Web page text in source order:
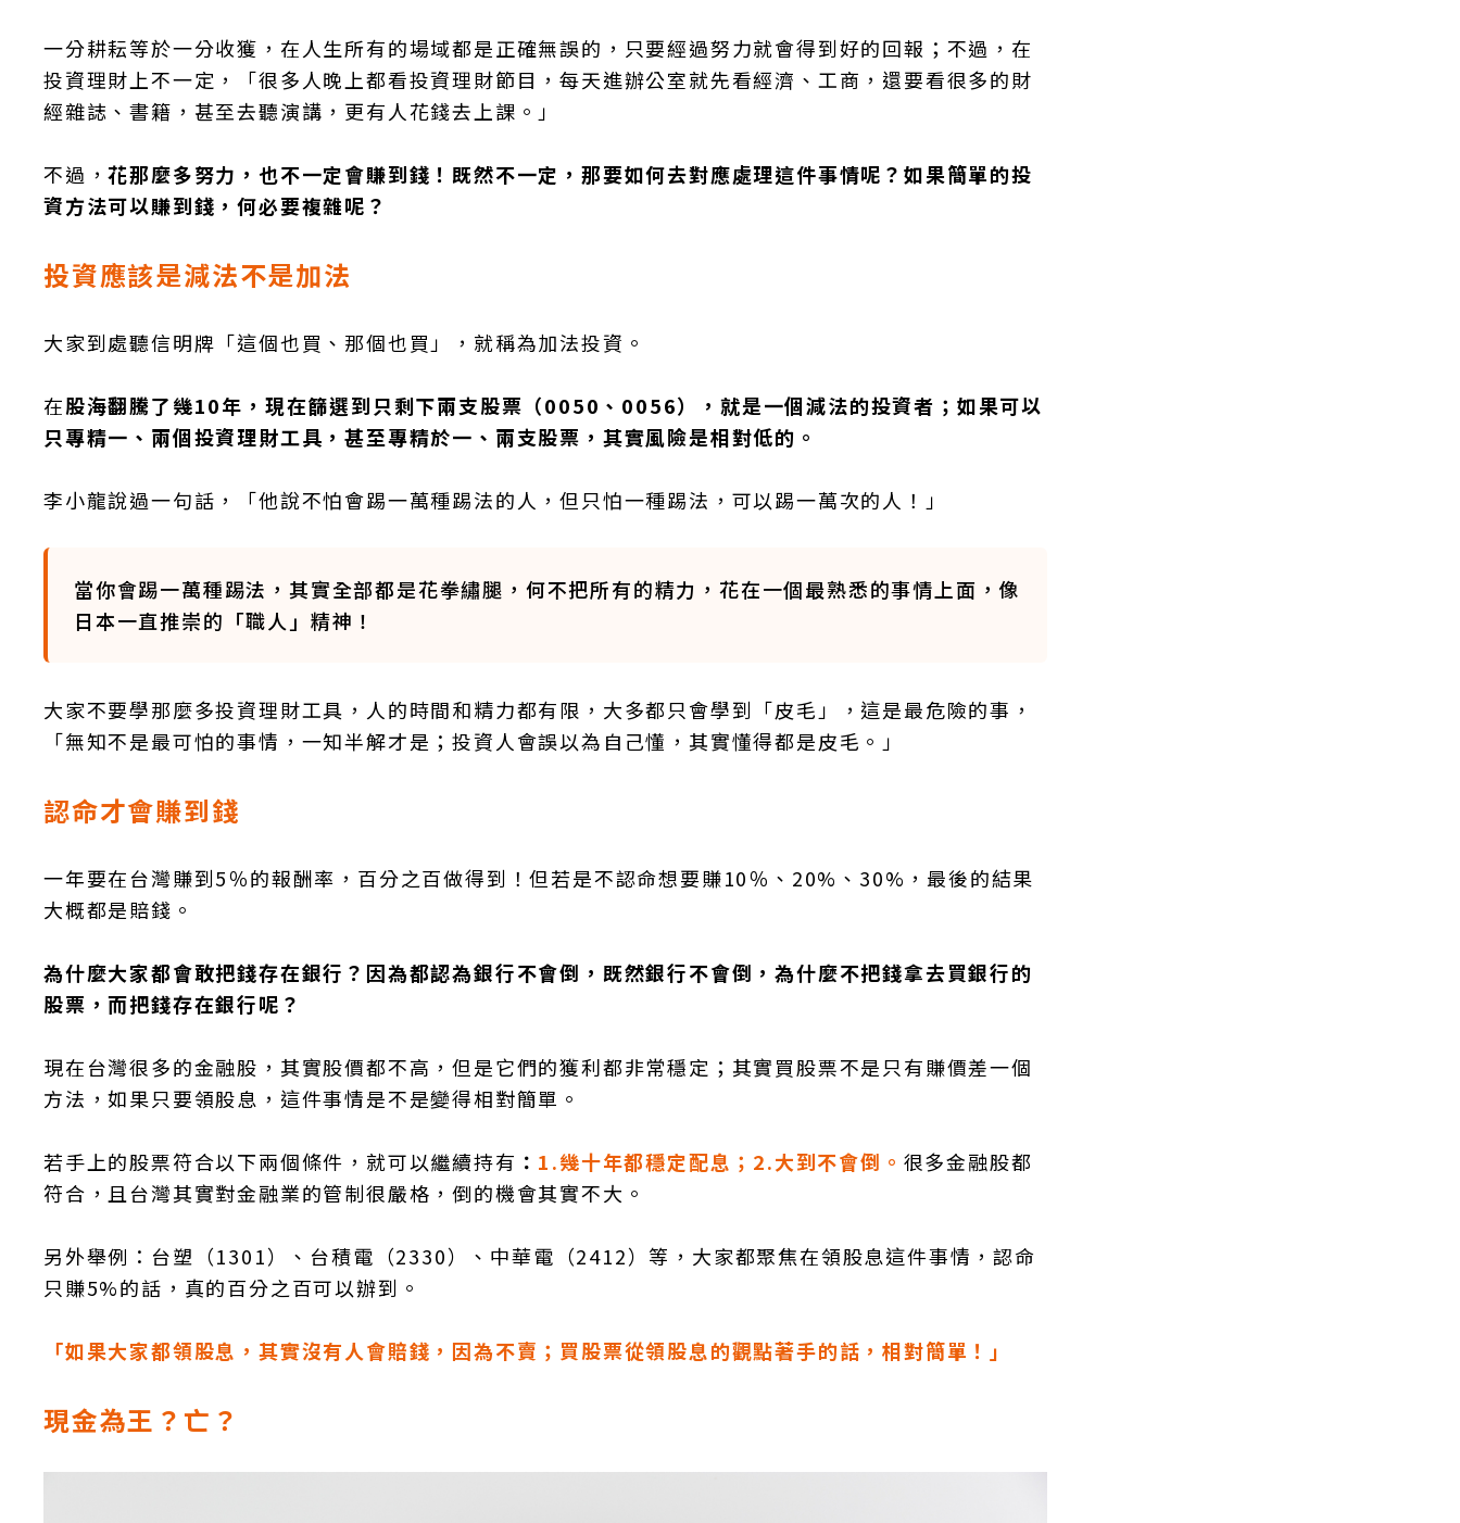
一分耕耘等於一分收獲，在人生所有的場域都是正確無誤的，只要經過努力就會得到好的回報；不過，在
投資理財上不一定，「很多人晚上都看投資理財節目，每天進辦公室就先看經濟、工商，還要看很多的財
經雜誌、書籍，甚至去聽演講，更有人花錢去上課。」
不過，花那麼多努力，也不一定會賺到錢！既然不一定，那要如何去對應處理這件事情呢？如果簡單的投
資方法可以賺到錢，何必要複雜呢？
投資應該是減法不是加法
大家到處聽信明牌「這個也買、那個也買」，就稱為加法投資。
在股海翻騰了幾10年，現在篩選到只剩下兩支股票（0050、0056），就是一個減法的投資者；如果可以
只專精一、兩個投資理財工具，甚至專精於一、兩支股票，其實風險是相對低的。
李小龍說過一句話，「他說不怕會踢一萬種踢法的人，但只怕一種踢法，可以踢一萬次的人！」
當你會踢一萬種踢法，其實全部都是花拳繡腿，何不把所有的精力，花在一個最熟悉的事情上面，像
日本一直推崇的「職人」精神！
大家不要學那麼多投資理財工具，人的時間和精力都有限，大多都只會學到「皮毛」，這是最危險的事，
「無知不是最可怕的事情，一知半解才是；投資人會誤以為自己懂，其實懂得都是皮毛。」
認命才會賺到錢
一年要在台灣賺到5％的報酬率，百分之百做得到！但若是不認命想要賺10％、20%、30%，最後的結果
大概都是賠錢。
為什麼大家都會敢把錢存在銀行？因為都認為銀行不會倒，既然銀行不會倒，為什麼不把錢拿去買銀行的
股票，而把錢存在銀行呢？
現在台灣很多的金融股，其實股價都不高，但是它們的獲利都非常穩定；其實買股票不是只有賺價差一個
方法，如果只要領股息，這件事情是不是變得相對簡單。
若手上的股票符合以下兩個條件，就可以繼續持有 ： 1.幾十年都穩定配息；2.大到不會倒。 很多金融股都
符合，且台灣其實對金融業的管制很嚴格，倒的機會其實不大。
另外舉例：台塑（1301）、台積電（2330）、中華電（2412）等，大家都聚焦在領股息這件事情，認命
只賺5%的話，真的百分之百可以辦到。
「如果大家都領股息，其實沒有人會賠錢，因為不賣；買股票從領股息的觀點著手的話，相對簡單！」
現金為王？亡？